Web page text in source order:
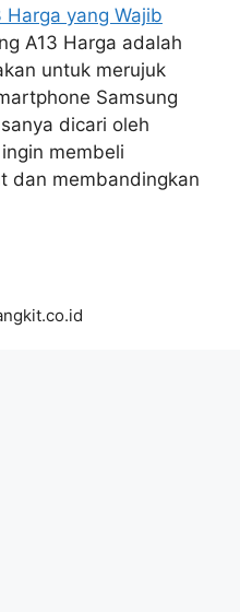
Harga yang Wajib
A13 Harga adalah
untuk merujuk
Samsung
dicari oleh
membeli
dan membandingkan